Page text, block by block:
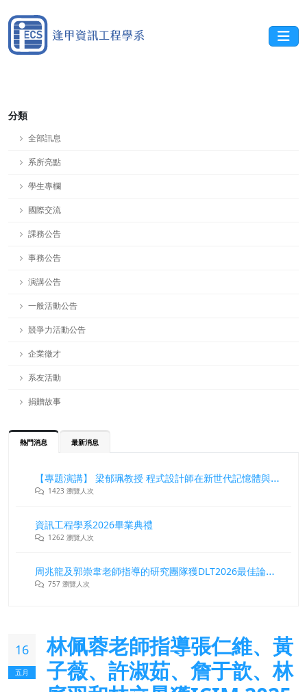
分類
全部訊息
系所亮點
學生專欄
國際交流
課務公告
事務公告
演講公告
一般活動公告
競爭力活動公告
企業徵才
系友活動
捐贈故事
熱門消息 最新消息
【專題演講】 梁郁珮教授 程式設計師在新世代記憶體與儲存系統中的角色與挑戰
1423 瀏覽人次
資訊工程學系2026畢業典禮
1262 瀏覽人次
周兆龍及郭崇韋老師指導的研究團隊獲DLT2026最佳論文獎
757 瀏覽人次
16
五月
林佩蓉老師指導張仁維、黃
子薇、許淑茹、詹于歆、林